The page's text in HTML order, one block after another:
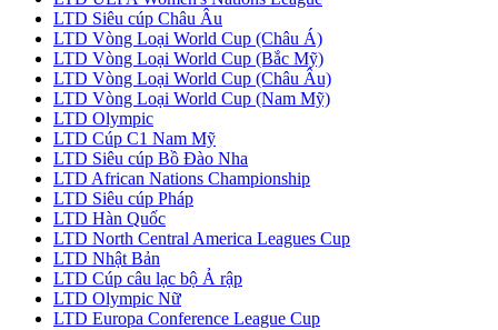
LTD Siêu cúp Châu Âu
LTD Vòng Loại World Cup (Châu Á)
LTD Vòng Loại World Cup (Bắc Mỹ)
LTD Vòng Loại World Cup (Châu Âu)
LTD Vòng Loại World Cup (Nam Mỹ)
LTD Olympic
LTD Cúp C1 Nam Mỹ
LTD Siêu cúp Bồ Đào Nha
LTD African Nations Championship
LTD Siêu cúp Pháp
LTD Hàn Quốc
LTD North Central America Leagues Cup
LTD Nhật Bản
LTD Cúp câu lạc bộ Ả rập
LTD Olympic Nữ
LTD Europa Conference League Cup